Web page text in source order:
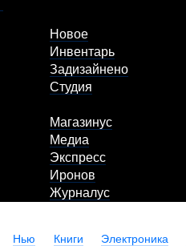
Новое
Инвентарь
Задизайнено
Студия
Магазинус
Медиа
Экспресс
Иронов
Журналус
Нью Книги Электроника